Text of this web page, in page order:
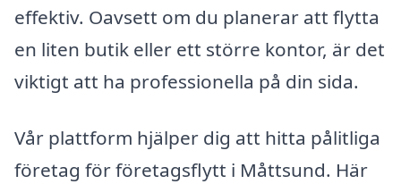
effektiv. Oavsett om du planerar att flytta
en liten butik eller ett större kontor, är det
viktigt att ha professionella på din sida.
Vår plattform hjälper dig att hitta pålitliga
företag för företagsflytt i Måttsund. Här